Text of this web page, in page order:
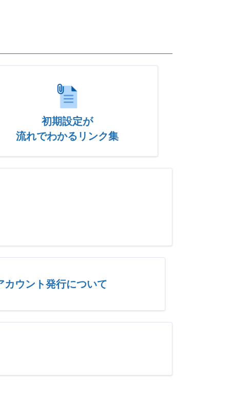
初期設定が
流れでわかるリンク集
カウント発行について